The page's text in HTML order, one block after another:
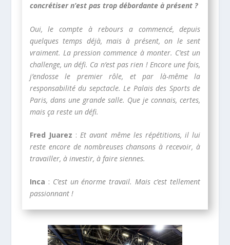
concrétiser n’est pas trop débordante à présent ?
Oui, le compte à rebours a commencé, depuis
quelques temps déjà, mais à présent, on le sent
vraiment. La pression commence à monter. C’est un
challenge, un défi. Ca n’est pas rien ! Encore une fois,
j’endosse le premier rôle, et par là-même la
responsabilité du sepctacle. Le Palais des Sports de
Paris, dans une grande salle. Que je connais, certes,
mais ça reste un défi.
Fred Juarez :Et avant même les répétitions, il lui
reste encore de nombreuses chansons à recevoir, à
travailler, à investir, à faire siennes.
Inca : C’est un énorme travail. Mais c’est tellement
passionnant !